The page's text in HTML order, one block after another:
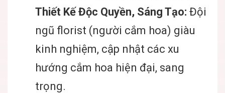
Thiết Kế Độc Quyền, Sáng Tạo: Đội
ngũ florist (người cắm hoa) giàu
kinh nghiệm, cập nhật các xu
hướng cắm hoa hiện đại, sang
trọng.